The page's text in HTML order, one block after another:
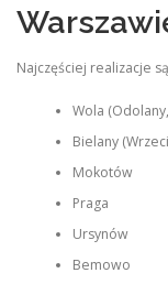
Najczęściej realizacje
Wola
Bielany
Mokotów
Praga
Ursynów
Bemowo